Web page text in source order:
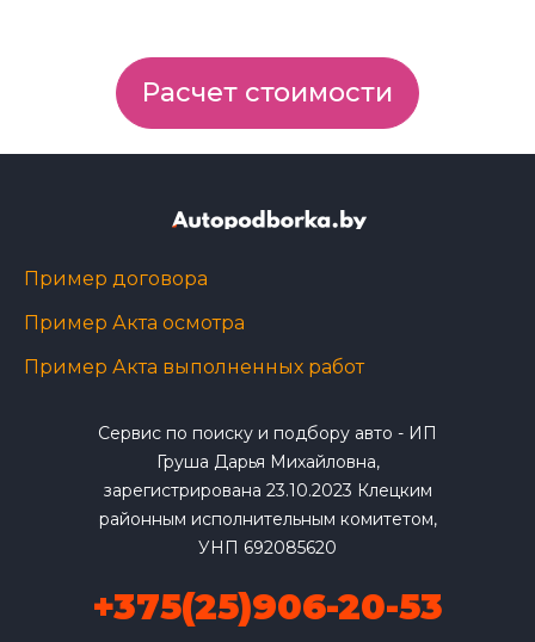
Расчет стоимости
Пример договора
Пример Акта осмотра
Пример Акта выполненных работ
Сервис по поиску и подбору авто - ИП
Груша Дарья Михайловна,
зарегистрирована 23.10.2023 Клецким
районным исполнительным комитетом,
УНП 692085620
+375(25)906-20-53